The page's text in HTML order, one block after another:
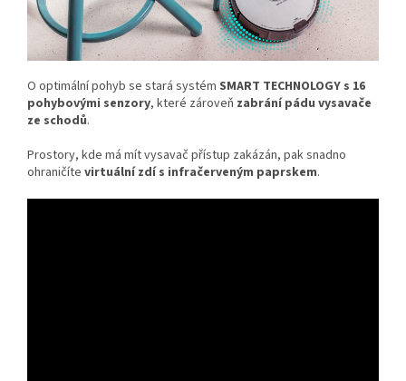
O optimální pohyb se stará systém SMART TECHNOLOGY s 16
pohybovými senzory, které zároveň zabrání pádu vysavače
ze schodů.
Prostory, kde má mít vysavač přístup zakázán, pak snadno
ohraničíte virtuální zdí s infračerveným paprskem.